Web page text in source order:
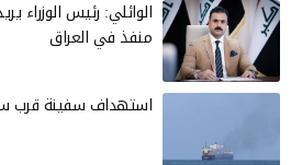
الوائلي: رئيس الوزراء
منفذ في العراق
استهداف سفينة قرب